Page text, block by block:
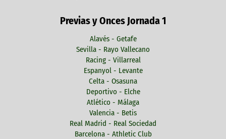
Previas y Onces Jornada 1
Alavés - Getafe
Sevilla - Rayo Vallecano
Racing - Villarreal
Espanyol - Levante
Celta - Osasuna
Deportivo - Elche
Atlético - Málaga
Valencia - Betis
Real Madrid - Real Sociedad
Barcelona - Athletic Club